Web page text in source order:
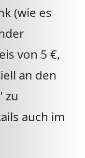
(wie es
von 5 €,
an den
zu
auch im